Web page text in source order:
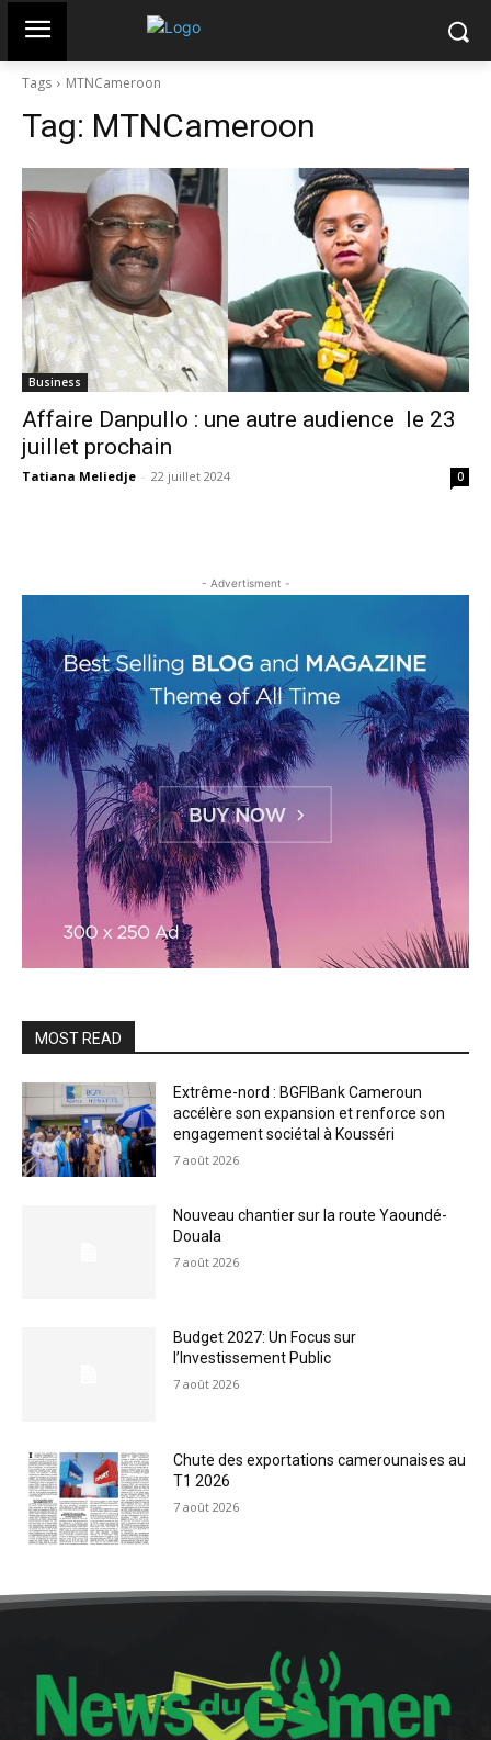
Tags MTNCameroon
Tag: MTNCameroon
Business
Affaire Danpullo : une autre audience le 23
juillet prochain
Tatiana Meliedje - 22 juillet 2024 0
- Advertisment -
MOST READ
Extrême-nord : BGFIBank Cameroun
accélère son expansion et renforce son
engagement sociétal à Kousséri
7 août 2026
Nouveau chantier sur la route Yaoundé-
Douala
7 août 2026
Budget 2027: Un Focus sur
l’Investissement Public
7 août 2026
Chute des exportations camerounaises au
T1 2026
7 août 2026